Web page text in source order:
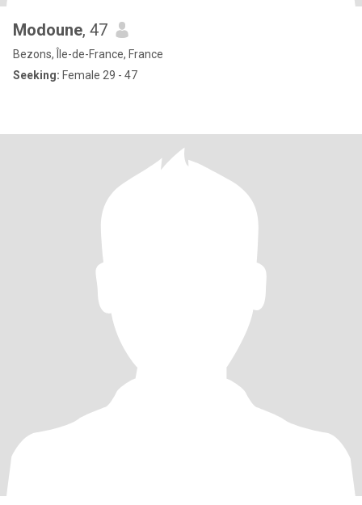
Modoune, 47
Bezons, Île-de-France, France
Seeking: Female 29 - 47